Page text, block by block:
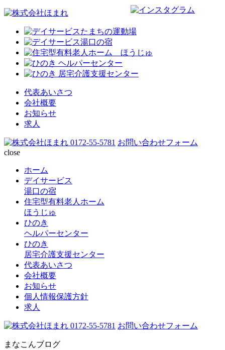
代表あいさつ
会社概要
お知らせ
求人
0172-55-5781 お問い合わせフォーム
close
ホーム
デイサービス
湯口の宿
住宅型有料老人ホーム
ほうじゅ
ひのき
ヘルパーセンター
ひのき
居宅介護支援センター
代表あいさつ
会社概要
お知らせ
個人情報保護方針
求人
0172-55-5781 お問い合わせフォーム
まなこんブログ